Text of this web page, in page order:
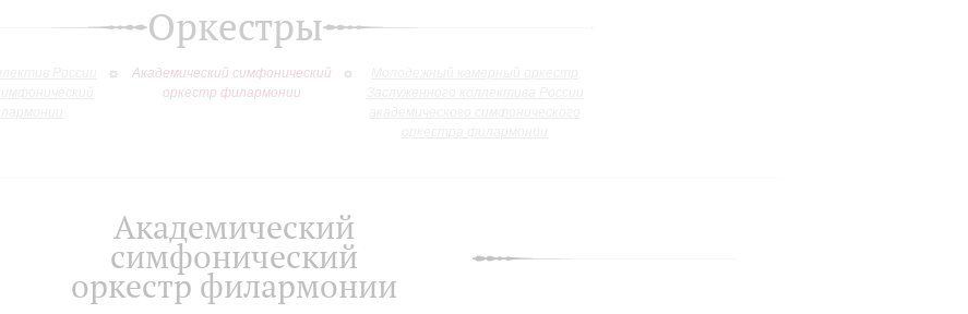
Оркестры
Академический симфонический
оркестр филармонии
Академический
симфонический
оркестр филармонии